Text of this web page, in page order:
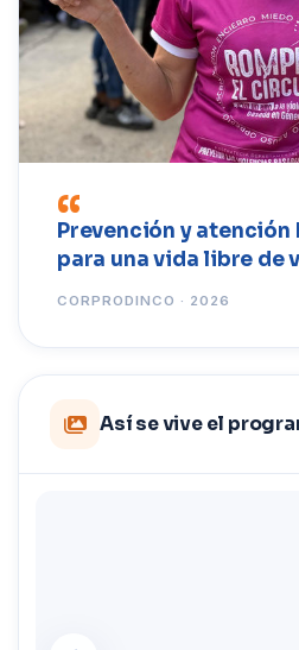
Prevención y atención
para una vida libre de
CORPRODINCO · 2026
Así se vive el